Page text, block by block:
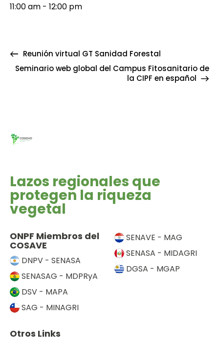
11:00 am - 12:00 pm
Reunión virtual GT Sanidad Forestal
Seminario web global del Campus Fitosanitario de
la CIPF en español
Lazos regionales que
protegen la riqueza
vegetal
ONPF Miembros del
COSAVE
DNPV - SENASA
SENASAG - MDPRyA
DSV - MAPA
SAG - MINAGRI
SENAVE - MAG
SENASA - MIDAGRI
DGSA - MGAP
Otros Links